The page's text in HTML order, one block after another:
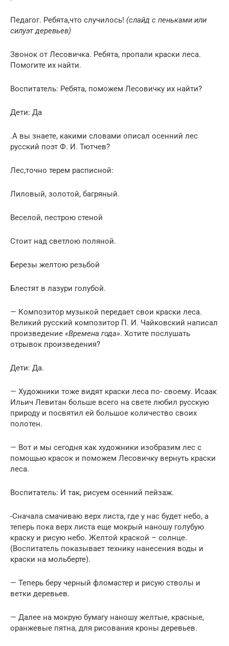
Педагог. Ребята,что случилось! (слайд с пеньками или
силуэт деревьев)
Звонок от Лесовичка. Ребята, пропали краски леса.
Помогите их найти.
Воспитатель: Ребята, поможем Лесовичку их найти?
Дети: Да
.А вы знаете, какими словами описал осенний лес
русский поэт Ф. И. Тютчев?
Лес,точно терем расписной:
Лиловый, золотой, багряный.
Веселой, пестрою стеной
Стоит над светлою поляной.
Березы желтою резьбой
Блестят в лазури голубой.
— Композитор музыкой передает свои краски леса.
Великий русский композитор П. И. Чайковский написал
произведение «Времена года». Хотите послушать
отрывок произведения?
Дети: Да.
— Художники тоже видят краски леса по- своему. Исаак
Ильич Левитан больше всего на свете любил русскую
природу и посвятил ей большое количество своих
полотен.
— Вот и мы сегодня как художники изобразим лес с
помощью красок и поможем Лесовичку вернуть краски
леса.
Воспитатель: И так, рисуем осенний пейзаж.
-Сначала смачиваю верх листа, где у нас будет небо, а
теперь пока верх листа еще мокрый наношу голубую
краску и рисую небо. Желтой краской – солнце.
(Воспитатель показывает технику нанесения воды и
краски на мольберте).
— Теперь беру черный фломастер и рисую стволы и
ветки деревьев.
— Далее на мокрую бумагу наношу желтые, красные,
оранжевые пятна, для рисования кроны деревьев.